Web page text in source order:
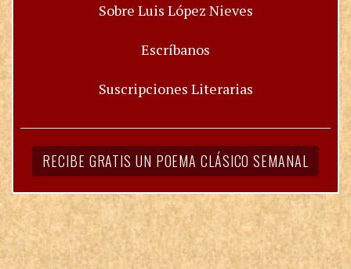
Sobre Luis López Nieves
Escríbanos
Suscripciones Literarias
RECIBE GRATIS UN POEMA CLÁSICO SEMANAL